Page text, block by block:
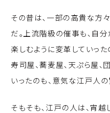
その昔は、一部の高貴な方
だ。上流階級の催事も、自
楽しむように変革していった
寿司屋、蕎麦屋、天ぷら屋、
いったのも、意気な江戸人
そもそも、江戸の人は、宵